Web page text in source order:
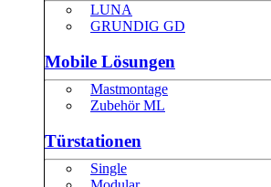
LUNA
GRUNDIG GD
Mobile Lösungen
Mastmontage
Zubehör ML
Türstationen
Single